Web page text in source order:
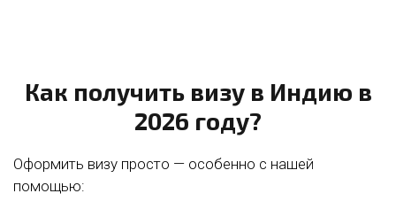
Как получить визу в Индию в
2026 году?
Оформить визу просто — особенно с нашей
помощью: